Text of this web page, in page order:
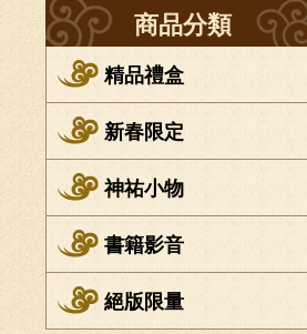
商品分類
精品禮盒
新春限定
神祐小物
書籍影音
絕版限量